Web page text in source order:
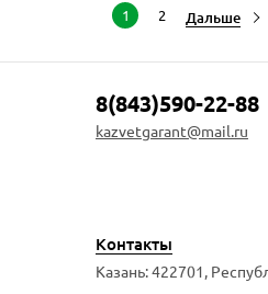
1 2 Дальше
8(843)590-22-88
kazvetgarant@mail.ru
Контакты
Казань: 422701,